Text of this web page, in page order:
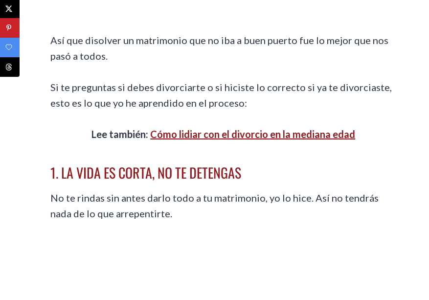
Así que disolver un matrimonio que no iba a buen puerto fue lo mejor que nos
pasó a todos.
Si te preguntas si debes divorciarte o si hiciste lo correcto si ya te divorciaste,
esto es lo que yo he aprendido en el proceso:
Lee también: Cómo lidiar con el divorcio en la mediana edad
1. LA VIDA ES CORTA, NO TE DETENGAS
No te rindas sin antes darlo todo a tu matrimonio, yo lo hice. Así no tendrás
nada de lo que arrepentirte.